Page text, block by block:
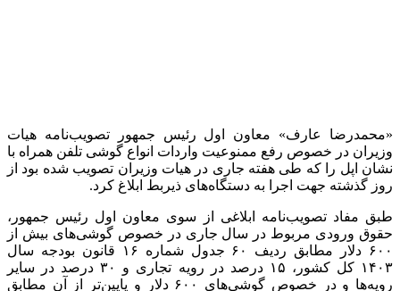
«محمدرضا عارف» معاون اول رئیس جمهور تصویب‌نامه هیات
وزیران در خصوص رفع ممنوعیت واردات انواع گوشی تلفن همراه با
نشان اپل را که طی هفته جاری در هیات وزیران تصویب شده بود از
روز گذشته جهت اجرا به دستگاه‌های ذیربط ابلاغ کرد.
طبق مفاد تصویب‌نامه ابلاغی از سوی معاون اول رئیس جمهور،
حقوق ورودی مربوط در سال جاری در خصوص گوشی‌های بیش از
۶۰۰ دلار مطابق ردیف ۶۰ جدول شماره ۱۶ قانون بودجه سال
۱۴۰۳ کل کشور، ۱۵ درصد در رویه تجاری و ۳۰ درصد در سایر
رویه‌ها و در خصوص گوشی‌های ۶۰۰ دلار و پایین‌تر از آن مطابق